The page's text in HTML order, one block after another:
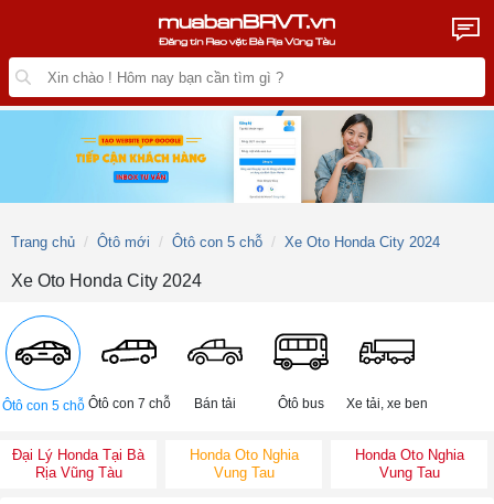
Trang chủ Ôtô mới Ôtô con 5 chỗ Xe Oto Honda City 2024
Xe Oto Honda City 2024
Ôtô con 5 chỗ Ôtô con 7 chỗ Bán tải Ôtô bus Xe tải, xe ben
Đại Lý Honda Tại Bà
Rịa Vũng Tàu
Honda Oto Nghia
Vung Tau
Honda Oto Nghia
Vung Tau